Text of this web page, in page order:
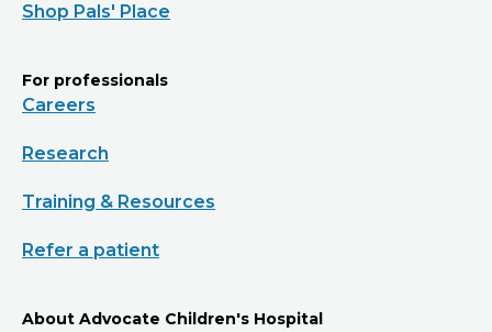
Shop Pals' Place
For professionals
Careers
Research
Training & Resources
Refer a patient
About Advocate Children's Hospital